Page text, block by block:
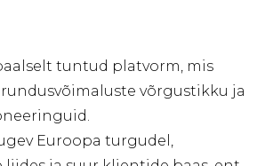
tuntud platvorm, mis
võrgustikku ja
Euroopa turgudel,